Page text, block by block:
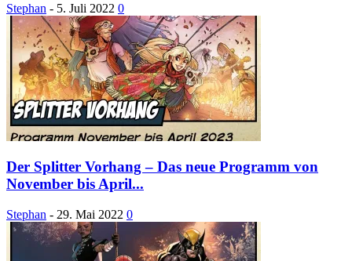
Stephan - 5. Juli 2022 0
Der Splitter Vorhang – Das neue Programm von
November bis April...
Stephan - 29. Mai 2022 0